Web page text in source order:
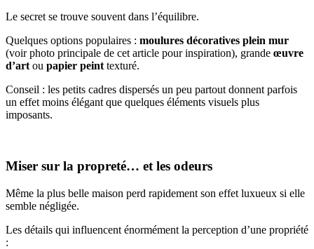
Le secret se trouve souvent dans l’équilibre.
Quelques options populaires : moulures décoratives plein mur
(voir photo principale de cet article pour inspiration), grande œuvre
d’art ou papier peint texturé.
Conseil : les petits cadres dispersés un peu partout donnent parfois
un effet moins élégant que quelques éléments visuels plus
imposants.
Miser sur la propreté… et les odeurs
Même la plus belle maison perd rapidement son effet luxueux si elle
semble négligée.
Les détails qui influencent énormément la perception d’une propriété
: